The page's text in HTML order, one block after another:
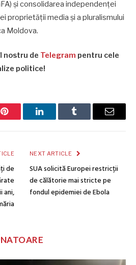
și consolidarea independenței
proprietății media și a pluralismului
Moldova.
nostru de Telegram pentru cele
politice!
Pinterest LinkedInTumblr Email
de
ani,
NEXT ARTICLE
SUA solicită Europei restricții
de călătorie mai stricte pe
fondul epidemiei de Ebola